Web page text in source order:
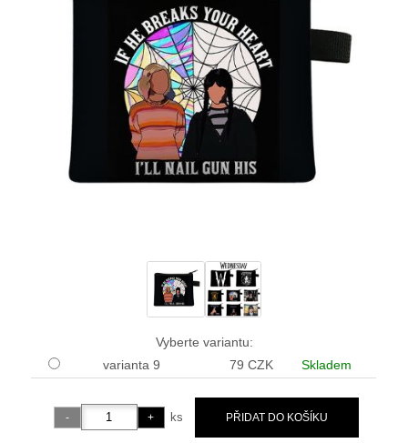
Vyberte variantu:
varianta 9
79 CZK Skladem
ks